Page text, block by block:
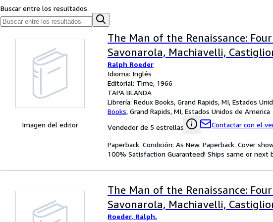
Buscar entre los resultados
Imagen del editor
The Man of the Renaissance:
Savonarola, Machiavelli,
Ralph Roeder
Idioma: Inglés
Editorial: Time, 1966
TAPA BLANDA
Librería: Redux Books, Grand Rapids, MI, Estados
Books, Grand Rapids, MI, Estados Unidos de America
Vendedor de 5 estrellas
Contactar con el
Paperback. Condición: As New. Paperback. Cover
100% Satisfaction Guaranteed! Ships same or next
The Man of the Renaissance:
Savonarola, Machiavelli,
Roeder, Ralph.